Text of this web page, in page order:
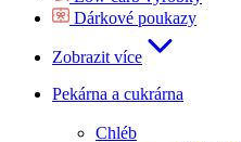
Dárkové poukazy
Zobrazit více
Pekárna a cukrárna
Chléb